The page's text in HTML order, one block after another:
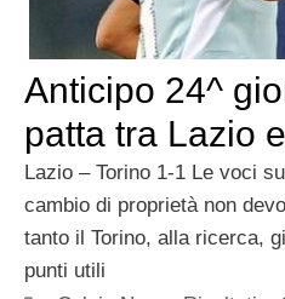
Anticipo 24^
patta tra Lazio
Lazio – Torino 1-1 Le voci
cambio di proprietà non
tanto il Torino, alla ricerca,
punti utili